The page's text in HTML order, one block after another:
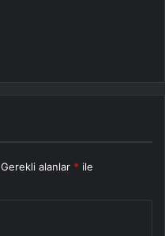
Gerekli alanlar * ile